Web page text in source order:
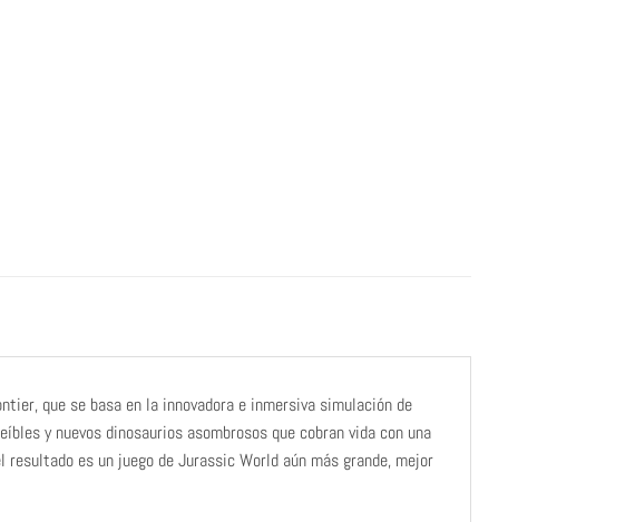
que se basa en la innovadora e inmersiva simulación de
y nuevos dinosaurios asombrosos que cobran vida con una
es un juego de Jurassic World aún más grande, mejor